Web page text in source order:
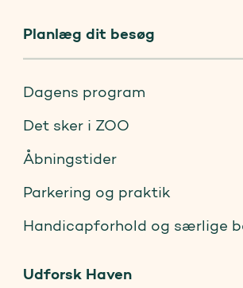
Planlæg dit besøg
Dagens program
Det sker i ZOO
Åbningstider
Parkering og praktik
Handicapforhold og særlige
Udforsk Haven